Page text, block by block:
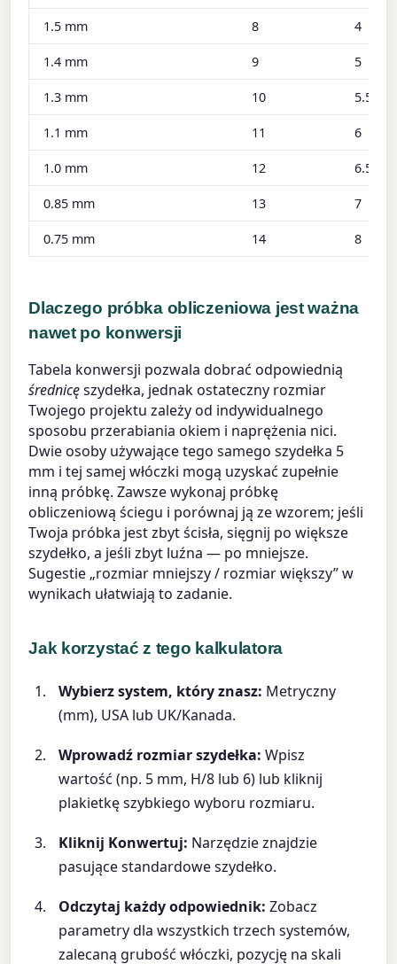
1.5 mm 8 4
1.4 mm 9 5
1.3 mm 10 5.5
1.1 mm 11 6
1.0 mm 12 6.5
0.85 mm 13 7
0.75 mm 14 8
Dlaczego próbka obliczeniowa jest ważna
nawet po konwersji
Tabela konwersji pozwala dobrać odpowiednią
średnicęszydełka, jednak ostateczny rozmiar
Twojego projektu zależy od indywidualnego
sposobu przerabiania okiem i naprężenia nici.
Dwie osoby używające tego samego szydełka 5
mm i tej samej włóczki mogą uzyskać zupełnie
inną próbkę. Zawsze wykonaj próbkę
obliczeniową ściegu i porównaj ją ze wzorem; jeśli
Twoja próbka jest zbyt ścisła, sięgnij po większe
szydełko, a jeśli zbyt luźna — po mniejsze.
Sugestie „rozmiar mniejszy / rozmiar większy” w
wynikach ułatwiają to zadanie.
Jak korzystać z tego kalkulatora
Wybierz system, który znasz: Metryczny
(mm), USA lub UK/Kanada.
Wprowadź rozmiar szydełka: Wpisz
wartość (np. 5 mm, H/8 lub 6) lub kliknij
plakietkę szybkiego wyboru rozmiaru.
Kliknij Konwertuj: Narzędzie znajdzie
pasujące standardowe szydełko.
Odczytaj każdy odpowiednik: Zobacz
parametry dla wszystkich trzech systemów,
zalecaną grubość włóczki, pozycję na skali